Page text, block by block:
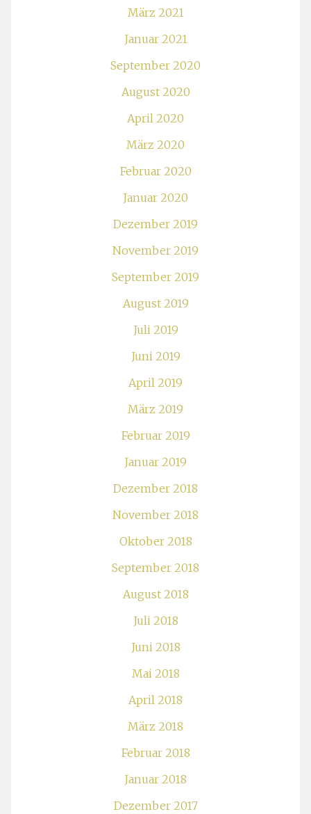
März 2021
Januar 2021
September 2020
August 2020
April 2020
März 2020
Februar 2020
Januar 2020
Dezember 2019
November 2019
September 2019
August 2019
Juli 2019
Juni 2019
April 2019
März 2019
Februar 2019
Januar 2019
Dezember 2018
November 2018
Oktober 2018
September 2018
August 2018
Juli 2018
Juni 2018
Mai 2018
April 2018
März 2018
Februar 2018
Januar 2018
Dezember 2017